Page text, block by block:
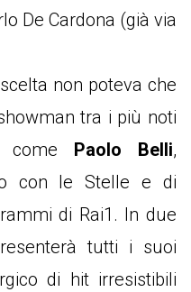
De Cardona (già via
non poteva che
tra i più noti
come Paolo Belli,
con le Stelle e di
di Rai1. In due
tutti i suoi
di hit irresistibili